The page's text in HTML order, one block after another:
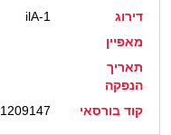
דירוג
ilA-1
מאפיין
תאריך
הנפקה
קוד בורסאי
1209147